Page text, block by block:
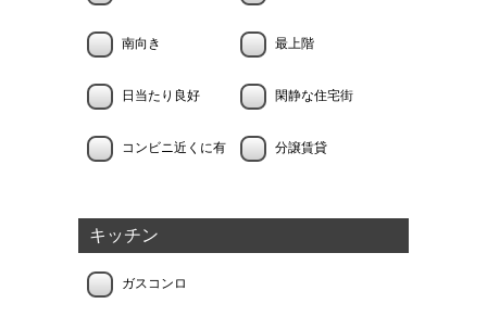
南向き 最上階
日当たり良好 閑静な住宅街
コンビニ近くに有 分譲賃貸
キッチン
ガスコンロ